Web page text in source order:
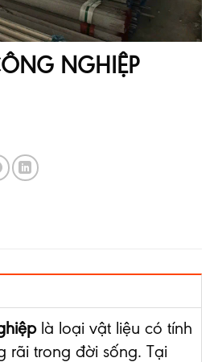
NGHIỆP
là loại vật liệu có tính
rãi trong đời sống. Tại